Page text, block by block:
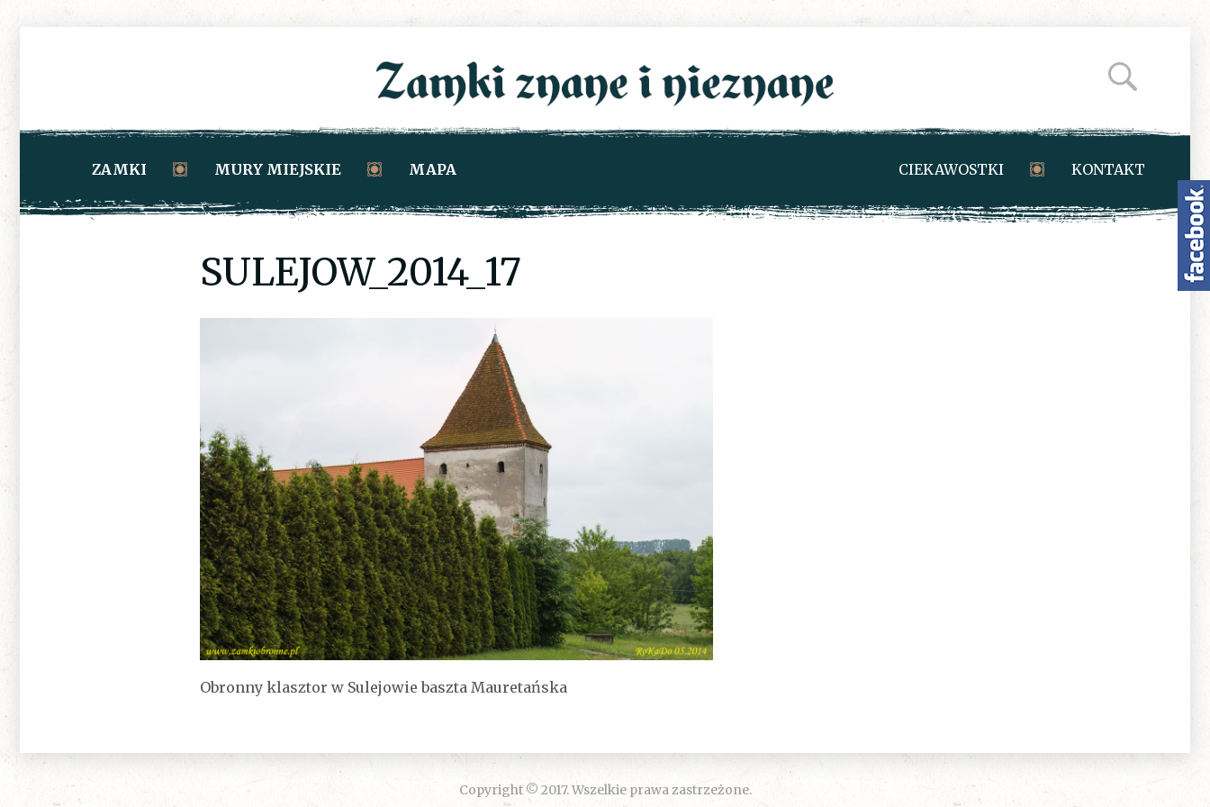
ZAMKI MURY MIEJSKIE MAPA CIEKAWOSTKI KONTAKT
SULEJOW_2014_17
Obronny klasztor w Sulejowie baszta Mauretańska
Copyright © 2017. Wszelkie prawa zastrzeżone.